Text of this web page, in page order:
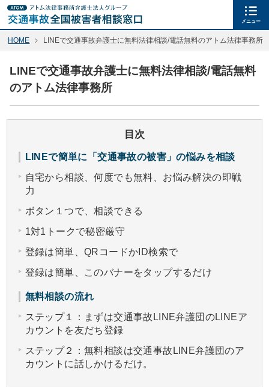
メニュー
HOME LINEで交通事故弁護士に無料法律相談/電話無料のアトム法律事務所
LINEで交通事故弁護士に無料法律相談/電話無料
のアトム法律事務所
目次
LINEで簡単に「交通事故の被害」の悩みを相談
自宅から相談、何度でも無料、お悩み解決の即戦
力
ボタン１つで、相談できる
1対1トークで秘密厳守
登録は簡単、QRコードかID検索で
登録は簡単、このバナーをタップするだけ
無料相談の流れ
ステップ１：まずは交通事故LINE弁護団のLINEア
カウントを友だち登録
ステップ２：無料相談は交通事故LINE弁護団のア
カウントに話しかけるだけ。